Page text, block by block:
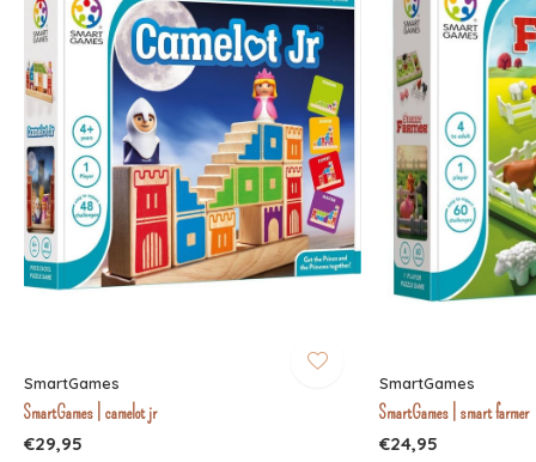
SmartGames
SmartGames | camelot jr
€29,95
SmartGames
SmartGames | smart farmer
€24,95